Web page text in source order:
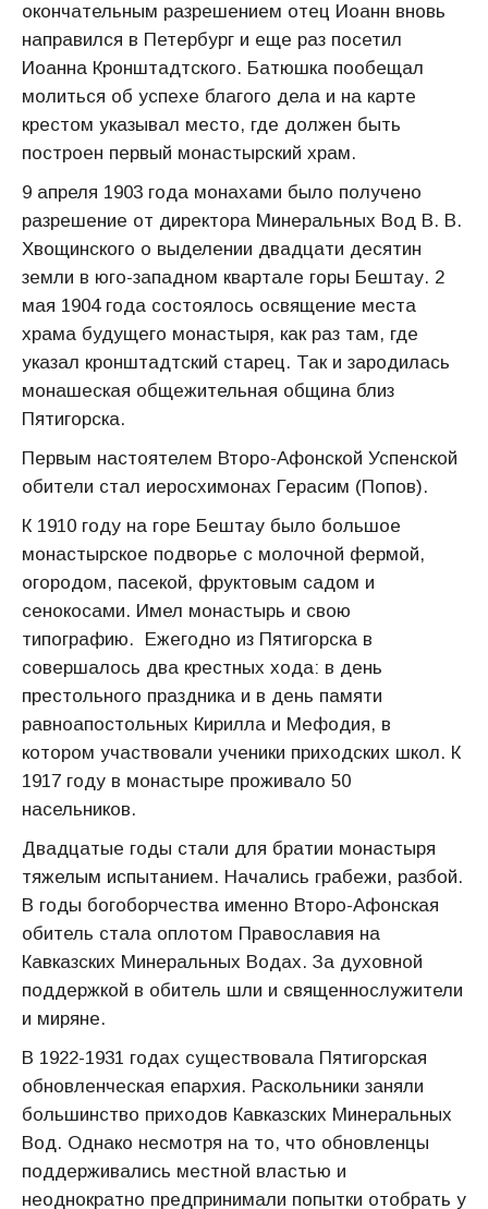
окончательным разрешением отец Иоанн вновь
направился в Петербург и еще раз посетил
Иоанна Кронштадтского. Батюшка пообещал
молиться об успехе благого дела и на карте
крестом указывал место, где должен быть
построен первый монастырский храм.
9 апреля 1903 года монахами было получено
разрешение от директора Минеральных Вод В. В.
Хвощинского о выделении двадцати десятин
земли в юго-западном квартале горы Бештау. 2
мая 1904 года состоялось освящение места
храма будущего монастыря, как раз там, где
указал кронштадтский старец. Так и зародилась
монашеская общежительная община близ
Пятигорска.
Первым настоятелем Второ-Афонской Успенской
обители стал иеросхимонах Герасим (Попов).
К 1910 году на горе Бештау было большое
монастырское подворье с молочной фермой,
огородом, пасекой, фруктовым садом и
сенокосами. Имел монастырь и свою
типографию. Ежегодно из Пятигорска в
совершалось два крестных хода: в день
престольного праздника и в день памяти
равноапостольных Кирилла и Мефодия, в
котором участвовали ученики приходских школ. К
1917 году в монастыре проживало 50
насельников.
Двадцатые годы стали для братии монастыря
тяжелым испытанием. Начались грабежи, разбой.
В годы богоборчества именно Второ-Афонская
обитель стала оплотом Православия на
Кавказских Минеральных Водах. За духовной
поддержкой в обитель шли и священнослужители
и миряне.
В 1922-1931 годах существовала Пятигорская
обновленческая епархия. Раскольники заняли
большинство приходов Кавказских Минеральных
Вод. Однако несмотря на то, что обновленцы
поддерживались местной властью и
неоднократно предпринимали попытки отобрать у